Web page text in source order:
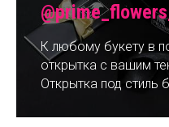
К любому букету в
открытка с вашим
Открытка под стиль